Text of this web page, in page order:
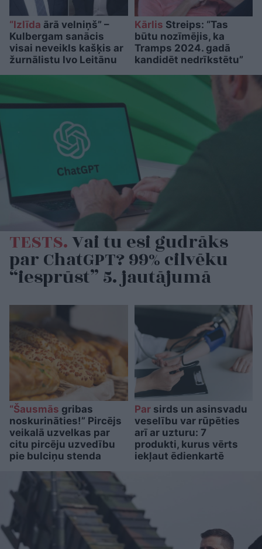
“Izlīda ārā velniņš” –
Kulbergam sanācis
visai neveikls kašķis ar
žurnālistu Ivo Leitānu
Kārlis Streips: “Tas
būtu nozīmējis, ka
Tramps 2024. gadā
kandidēt nedrīkstētu”
TESTS.Vai tu esi gudrāks
par ChatGPT? 99% cilvēku
“iesprūst” 5. jautājumā
“Šausmās gribas
noskurināties!” Pircējs
veikalā uzvelkas par
citu pircēju uzvedību
pie bulciņu stenda
Parsirds un asinsvadu
veselību var rūpēties
arī ar uzturu: 7
produkti, kurus vērts
iekļaut ēdienkartē